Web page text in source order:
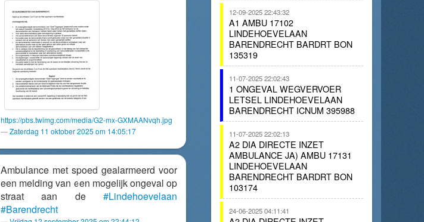
https://pbs.twimg.com/media/G2-mx-GXMAANvqh.jpg
Zaterdag 11 oktober 2025 om 14:05:17
Ambulance met spoed gealarmeerd voor
een melding van een mogelijk ongeval op
straat aan de #Lindehoevelaan
#Barendrecht
12-09-2025 22:43:32
A1 AMBU 17102
LINDEHOEVELAAN
BARENDRECHT BARDRT BON
135319
11-07-2025 22:02:43
1 ONGEVAL WEGVERVOER
LETSEL LINDEHOEVELAAN
BARENDRECHT ICNUM 395988
11-07-2025 22:02:13
A2 DIA DIRECTE INZET
AMBULANCE JA) AMBU 17131
LINDEHOEVELAAN
BARENDRECHT BARDRT BON
103174
24-06-2025 04:11:41